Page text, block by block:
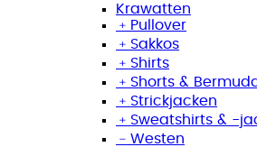
Krawatten
﹢ Pullover
﹢ Sakkos
﹢ Shirts
﹢ Shorts &
﹢ Strickjacken
﹢ Sweatshirts & -
﹣ Westen